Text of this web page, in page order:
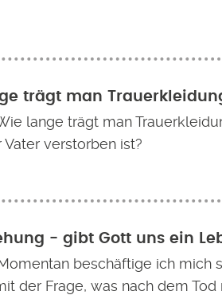
trägt man
lange trägt man
verstorben ist?
- gibt Gott uns ein
beschäftige ich mich
der Frage, was nach dem Tod